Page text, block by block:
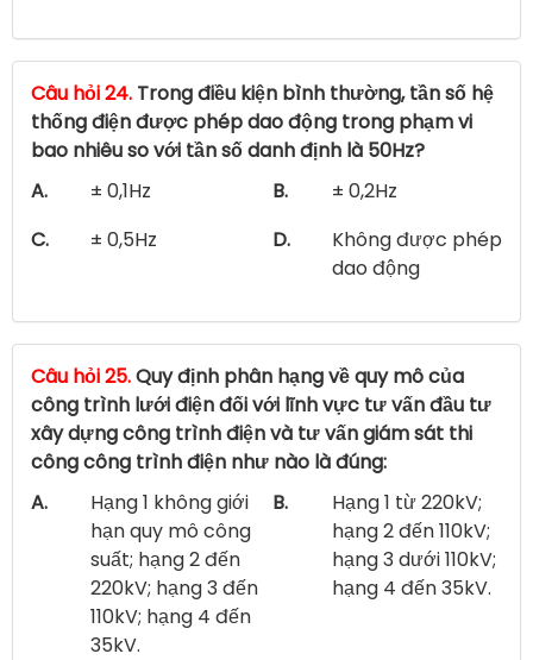
Câu hỏi 24. Trong điều kiện bình thường, tần số hệ
thống điện được phép dao động trong phạm vi
bao nhiêu so với tần số danh định là 50Hz?
A.
± 0,1Hz B.
± 0,2Hz
C.
± 0,5Hz D.
Không được phép
dao động
Câu hỏi 25.Quy định phân hạng về quy mô của
công trình lưới điện đối với lĩnh vực tư vấn đầu tư
xây dựng công trình điện và tư vấn giám sát thi
công công trình điện như nào là đúng:
A.
Hạng 1 không giới
hạn quy mô công
suất; hạng 2 đến
220kV; hạng 3 đến
110kV; hạng 4 đến
35kV.
B.
Hạng 1 từ 220kV;
hạng 2 đến 110kV;
hạng 3 dưới 110kV;
hạng 4 đến 35kV.